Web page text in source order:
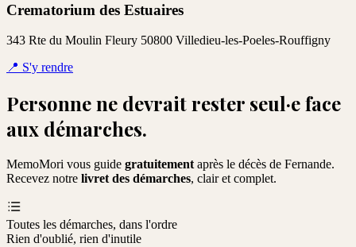
Crematorium des Estuaires
343 Rte du Moulin Fleury 50800 Villedieu-les-Poeles-Rouffigny
📍 S'y rendre
Personne ne devrait rester seul·e face
aux démarches.
MemoMori vous guide gratuitement après le décès de Fernande.
Recevez notre livret des démarches, clair et complet.
Toutes les démarches, dans l'ordre
Rien d'oublié, rien d'inutile